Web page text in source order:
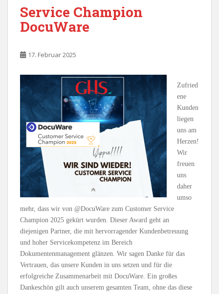
Service Champion
DocuWare
17. Februar 2025
Zufried
ene
Kunden
liegen
uns am
Herzen!
Wir
freuen
uns
daher
umso
mehr, dass wir von @DocuWare zum Customer Service
Champion 2025 gekürt wurden. Dieser Award geht an
diejenigen Partner, die mit hervorragender Kundenbetreuung
und hoher Servicekompetenz im Bereich
Dokumentenmanagement glänzen. Wir sagen Danke für das
Vertrauen, das unsere Kunden in uns setzen und für die
erfolgreiche Zusammenarbeit mit DocuWare. Ein großes
Dankeschön gilt auch unserem gesamten Team, ohne das diese